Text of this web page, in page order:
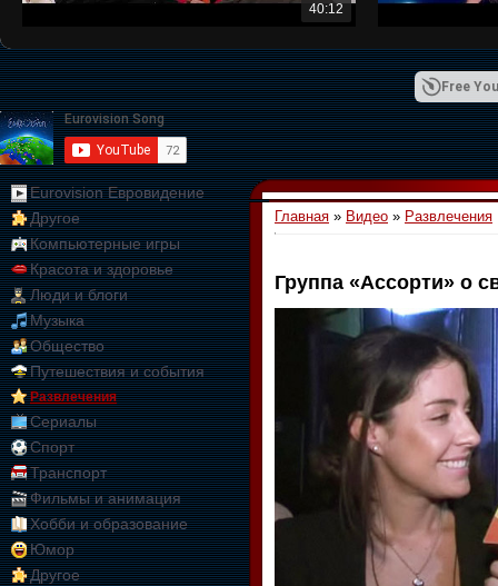
40:12
Free
Eurovision Евровидение
Другое
Компьютерные игры
Красота и здоровье
Люди и блоги
Музыка
Общество
Путешествия и события
Развлечения
Сериалы
Спорт
Транспорт
Фильмы и анимация
Хобби и образование
Юмор
Другое
Главная » Видео » Развлечения
Группа «Ассорти» о